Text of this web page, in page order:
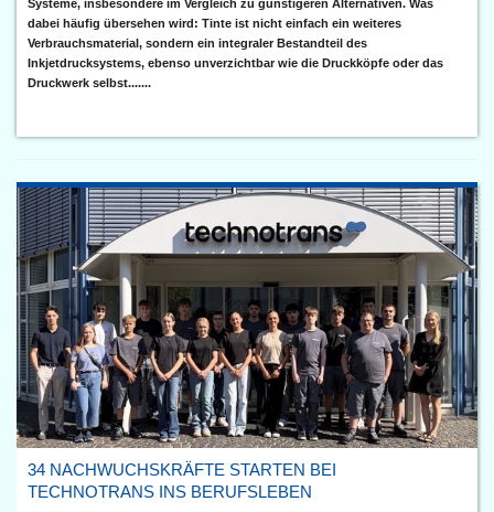
Systeme, insbesondere im Vergleich zu günstigeren Alternativen. Was
dabei häufig übersehen wird: Tinte ist nicht einfach ein weiteres
Verbrauchsmaterial, sondern ein integraler Bestandteil des
Inkjetdrucksystems, ebenso unverzichtbar wie die Druckköpfe oder das
Druckwerk selbst.......
34 NACHWUCHSKRÄFTE STARTEN BEI
TECHNOTRANS INS BERUFSLEBEN